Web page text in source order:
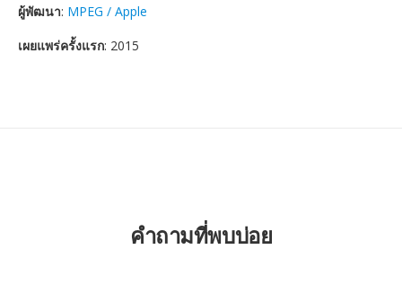
ผู้พัฒนา: MPEG / Apple
เผยแพร่ครั้งแรก: 2015
คำถามที่พบบ่อย